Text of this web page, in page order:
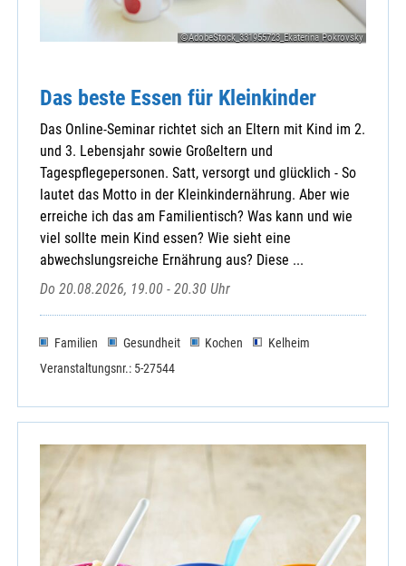
©AdobeStock_331955723_Ekaterina Pokrovsky
Das beste Essen für Kleinkinder
Das Online-Seminar richtet sich an Eltern mit Kind im 2.
und 3. Lebensjahr sowie Großeltern und
Tagespflegepersonen. Satt, versorgt und glücklich - So
lautet das Motto in der Kleinkindernährung. Aber wie
erreiche ich das am Familientisch? Was kann und wie
viel sollte mein Kind essen? Wie sieht eine
abwechslungsreiche Ernährung aus? Diese ...
Do 20.08.2026, 19.00 - 20.30 Uhr
Familien Gesundheit Kochen
Kelheim
Veranstaltungsnr.: 5-27544